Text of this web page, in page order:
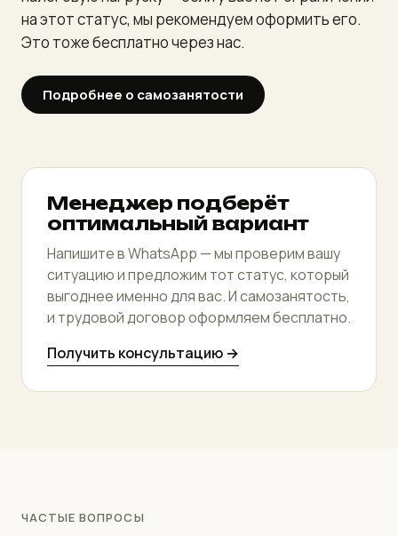
на этот статус, мы рекомендуем оформить его.
Это тоже бесплатно через нас.
Подробнее о самозанятости
Менеджер подберёт
оптимальный вариант
Напишите в WhatsApp — мы проверим вашу
ситуацию и предложим тот статус, который
выгоднее именно для вас. И самозанятость,
и трудовой договор оформляем бесплатно.
Получить консультацию →
ЧАСТЫЕ ВОПРОСЫ